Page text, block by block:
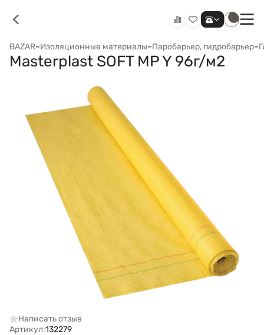
BAZAR–Изоляционные материалы–Паробарьер, гидробарьер–
Masterplast SOFT MP Y 96г/м2
Написать отзыв
Артикул:132279